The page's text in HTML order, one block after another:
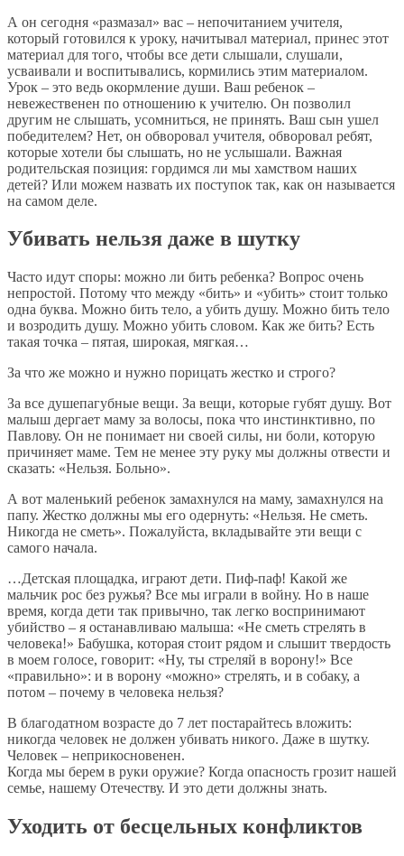
А он сегодня «размазал» вас – непочитанием учителя,
который готовился к уроку, начитывал материал, принес этот
материал для того, чтобы все дети слышали, слушали,
усваивали и воспитывались, кормились этим материалом.
Урок – это ведь окормление души. Ваш ребенок –
невежественен по отношению к учителю. Он позволил
другим не слышать, усомниться, не принять. Ваш сын ушел
победителем? Нет, он обворовал учителя, обворовал ребят,
которые хотели бы слышать, но не услышали. Важная
родительская позиция: гордимся ли мы хамством наших
детей? Или можем назвать их поступок так, как он называется
на самом деле.
Убивать нельзя даже в шутку
Часто идут споры: можно ли бить ребенка? Вопрос очень
непростой. Потому что между «бить» и «убить» стоит только
одна буква. Можно бить тело, а убить душу. Можно бить тело
и возродить душу. Можно убить словом. Как же бить? Есть
такая точка – пятая, широкая, мягкая…
За что же можно и нужно порицать жестко и строго?
За все душепагубные вещи. За вещи, которые губят душу. Вот
малыш дергает маму за волосы, пока что инстинктивно, по
Павлову. Он не понимает ни своей силы, ни боли, которую
причиняет маме. Тем не менее эту руку мы должны отвести и
сказать: «Нельзя. Больно».
А вот маленький ребенок замахнулся на маму, замахнулся на
папу. Жестко должны мы его одернуть: «Нельзя. Не сметь.
Никогда не сметь». Пожалуйста, вкладывайте эти вещи с
самого начала.
…Детская площадка, играют дети. Пиф-паф! Какой же
мальчик рос без ружья? Все мы играли в войну. Но в наше
время, когда дети так привычно, так легко воспринимают
убийство – я останавливаю малыша: «Не сметь стрелять в
человека!» Бабушка, которая стоит рядом и слышит твердость
в моем голосе, говорит: «Ну, ты стреляй в ворону!» Все
«правильно»: и в ворону «можно» стрелять, и в собаку, а
потом – почему в человека нельзя?
В благодатном возрасте до 7 лет постарайтесь вложить:
никогда человек не должен убивать никого. Даже в шутку.
Человек – неприкосновенен.
Когда мы берем в руки оружие? Когда опасность грозит нашей
семье, нашему Отечеству. И это дети должны знать.
Уходить от бесцельных конфликтов